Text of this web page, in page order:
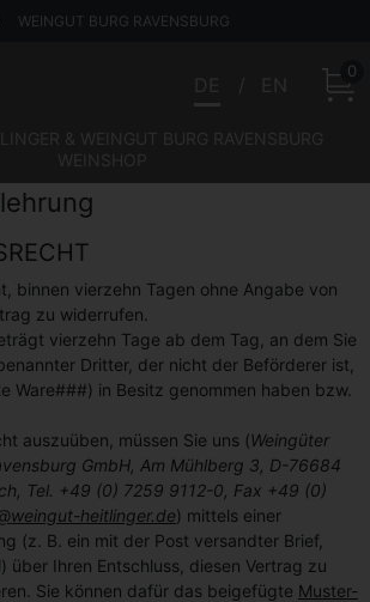
WEINGUT BURG RAVENSBURG
0
binnen vierzehn Tagen ohne Angabe von
zu widerrufen.
vierzehn Tage ab dem Tag, an dem Sie
Dritter, der nicht der Beförderer ist,
Ware###) in Besitz genommen haben bzw.
auszuüben, müssen Sie uns (Weingüter
GmbH, Am Mühlberg 3, D-76684
Tel. +49 (0) 7259 9112-0, Fax +49 (0)
heitlinger.de) mittels einer
(z. B. ein mit der Post versandter Brief,
über Ihren Entschluss, diesen Vertrag zu
Sie können dafür das beigefügte Muster-